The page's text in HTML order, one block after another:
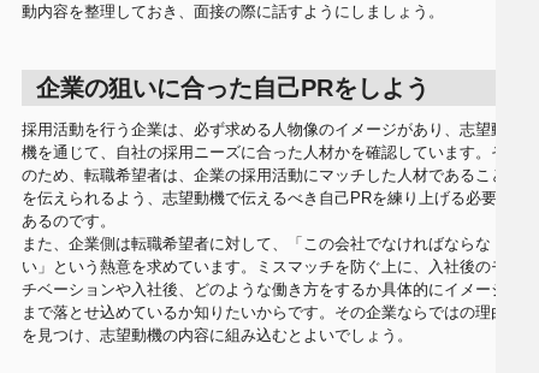
動内容を整理しておき、面接の際に話すようにしましょう。
企業の狙いに合った自己PRをしよう
採用活動を行う企業は、必ず求める人物像のイメージがあり、志望動
機を通じて、自社の採用ニーズに合った人材かを確認しています。そ
のため、転職希望者は、企業の採用活動にマッチした人材であること
を伝えられるよう、志望動機で伝えるべき自己PRを練り上げる必要が
あるのです。
また、企業側は転職希望者に対して、「この会社でなければならな
い」という熱意を求めています。ミスマッチを防ぐ上に、入社後のモ
チベーションや入社後、どのような働き方をするか具体的にイメージ
まで落とせ込めているか知りたいからです。その企業ならではの理由
を見つけ、志望動機の内容に組み込むとよいでしょう。